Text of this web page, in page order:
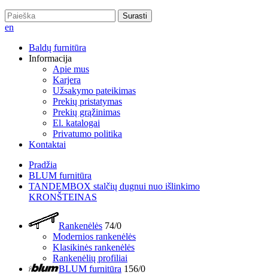
Surasti
en
Baldų furnitūra
Informacija
Apie mus
Karjera
Užsakymo pateikimas
Prekių pristatymas
Prekių grąžinimas
El. katalogai
Privatumo politika
Kontaktai
Pradžia
BLUM furnitūra
TANDEMBOX stalčių dugnui nuo išlinkimo
KRONŠTEINAS
Rankenėlės 74/0
Modernios rankenėlės
Klasikinės rankenėlės
Rankenėlių profiliai
BLUM furnitūra 156/0